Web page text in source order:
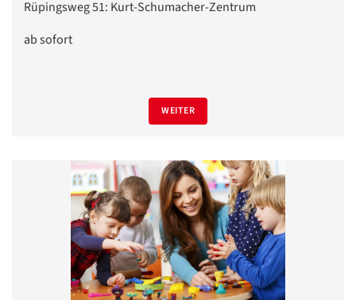
Rüpingsweg 51: Kurt-Schumacher-Zentrum
ab sofort
WEITER